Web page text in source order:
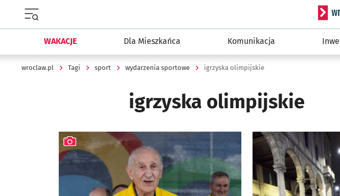
WAKACJE Dla Mieszkańca Komunikacja
wroclaw.pl Tagi sport wydarzenia sportowe igrzyska olimpijskie
igrzyska olimpijskie